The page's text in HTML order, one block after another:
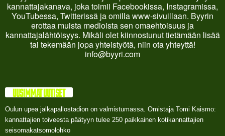
kannattajakanava, joka toimii Facebookissa, Instagramissa,
YouTubessa, Twitterissä ja omilla www-sivuillaan. Byyrin
erottaa muista medioista sen omaehtoisuus ja
kannattajalähtöisyys. Mikäli olet kiinnostunut tietämään lisää
tai tekemään jopa yhteistyötä, niin ota yhteyttä!
info@byyri.com
UUSIMMAT UUTISET
Oulun upea jalkapallostadion on valmistumassa. Omistaja Tomi Kaismo:
kannattajien toiveesta päätyyn tulee 250 paikkainen kotikannattajien
seisomakatsomolohko